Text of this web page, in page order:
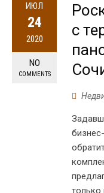
ИЮЛ
24
2020
NO
COMMENTS
с
только